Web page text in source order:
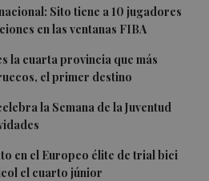
Sito tiene a 10 jugadores
en las ventanas FIBA
la cuarta provincia que más
el primer destino
la Semana de la Juventud
en el Europeo élite de trial bici
el cuarto júnior